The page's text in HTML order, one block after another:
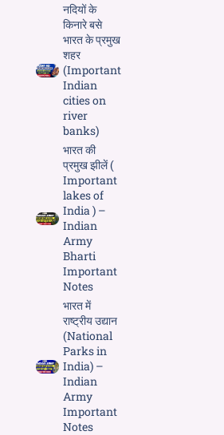
नदियों के
किनारे बसे
भारत के प्रमुख
शहर
(Important
Indian
cities on
river
banks)
भारत की
प्रमुख झीलें (
Important
lakes of
India ) –
Indian
Army
Bharti
Important
Notes
भारत में
राष्ट्रीय उद्यान
(National
Parks in
India) –
Indian
Army
Important
Notes